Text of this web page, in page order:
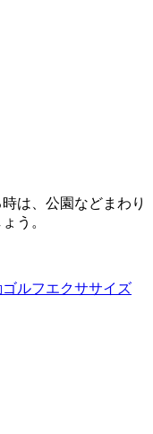
は、公園などまわり
う。
ルフエクササイズ